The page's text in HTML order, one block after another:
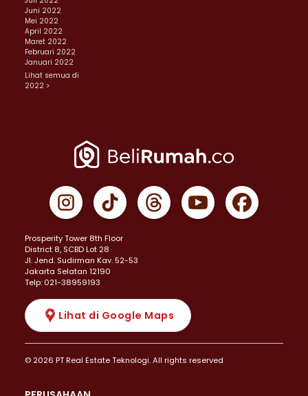
Juni 2022
Mei 2022
April 2022
Maret 2022
Februari 2022
Januari 2022
Lihat semua di
2022 >
Prosperity Tower 8th Floor
District 8, SCBD Lot 28
JI. Jend. Sudirman Kav. 52-53
Jakarta Selatan 12190
Telp: 021-38959193
Lihat di Google Maps
© 2026 PT Real Estate Teknologi. All rights reserved